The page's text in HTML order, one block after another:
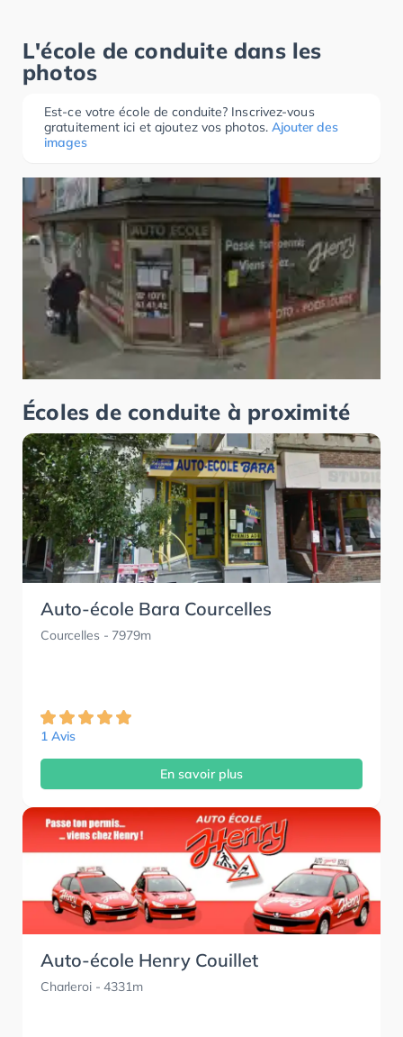
L'école de conduite dans les
photos
Est-ce votre école de conduite? Inscrivez-vous
gratuitement ici et ajoutez vos photos. Ajouter des
images
Écoles de conduite à proximité
Auto-école Bara Courcelles
Courcelles - 7979m
1 Avis
En savoir plus
Auto-école Henry Couillet
Charleroi- 4331m